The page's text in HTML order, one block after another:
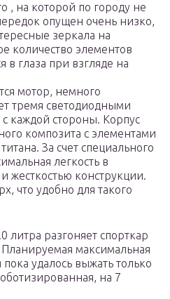
, на которой по городу не
опущен очень низко,
зеркала на
количество элементов
в глаза при взгляде на
мотор, немного
тремя светодиодными
каждой стороны. Корпус
композита с элементами
За счет специального
легкость в
жесткостью конструкции.
что удобно для такого
разгоняет спорткар
максимальная
удалось выжать только
на 7